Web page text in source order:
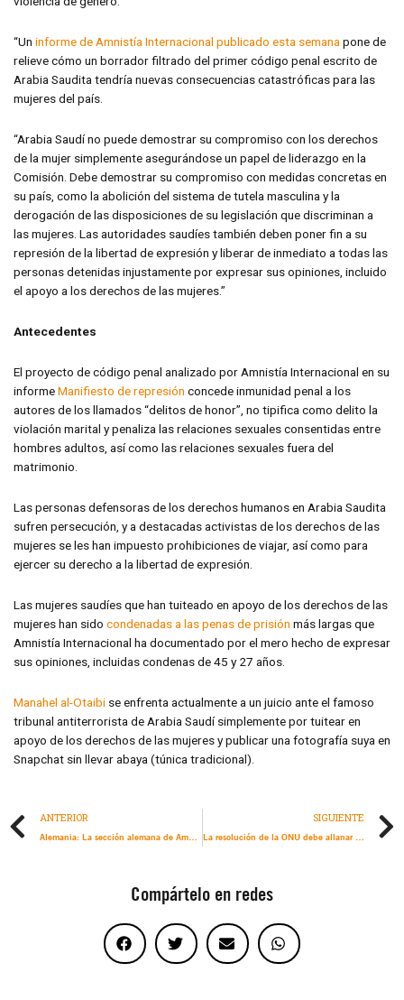
“Un informe de Amnistía Internacional publicado esta semanapone de
relieve cómo un borrador filtrado del primer código penal escrito de
Arabia Saudita tendría nuevas consecuencias catastróficas para las
mujeres del país.
“Arabia Saudí no puede demostrar su compromiso con los derechos
de la mujer simplemente asegurándose un papel de liderazgo en la
Comisión. Debe demostrar su compromiso con medidas concretas en
su país, como la abolición del sistema de tutela masculina y la
derogación de las disposiciones de su legislación que discriminan a
las mujeres. Las autoridades saudíes también deben poner fin a su
represión de la libertad de expresión y liberar de inmediato a todas las
personas detenidas injustamente por expresar sus opiniones, incluido
el apoyo a los derechos de las mujeres.”
Antecedentes
El proyecto de código penal analizado por Amnistía Internacional en su
informeManifiesto de represión concede inmunidad penal a los
autores de los llamados “delitos de honor”, no tipifica como delito la
violación marital y penaliza las relaciones sexuales consentidas entre
hombres adultos, así como las relaciones sexuales fuera del
matrimonio.
Las personas defensoras de los derechos humanos en Arabia Saudita
sufren persecución, y a destacadas activistas de los derechos de las
mujeres se les han impuesto prohibiciones de viajar, así como para
ejercer su derecho a la libertad de expresión.
Las mujeres saudíes que han tuiteado en apoyo de los derechos de las
mujeres han sido condenadas a las penas de prisión más largas que
Amnistía Internacional ha documentado por el mero hecho de expresar
sus opiniones, incluidas condenas de 45 y 27 años.
Manahel al-Otaibi se enfrenta actualmente a un juicio ante el famoso
tribunal antiterrorista de Arabia Saudí simplemente por tuitear en
apoyo de los derechos de las mujeres y publicar una fotografía suya en
Snapchat sin llevar abaya (túnica tradicional).
ANTERIOR
SIGUIENTE
Compártelo en redes